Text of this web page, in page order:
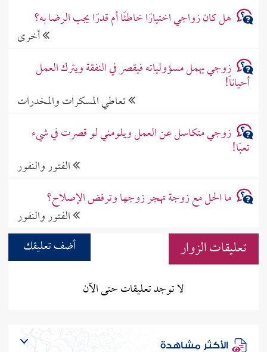
هل كان زواجي اختيارًا خاطئًا أم قدرًا يجب الرضا به؟
أخرى
زوجي يهمل مسؤولياته فيقصر في النفقة ويترك العمل
أحياناً!
تعاطي المسكرات والمخدرات
زوجي متكاسل عن العمل ويلومني لو قصرت في شيء
تعبًا!
الفتور والنفور
ما الحل مع زوجة تهجر زوجها وترفض الإصلاح؟
الفتور والنفور
تعليقات الزوار
أضف تعليقك
لا توجد تعليقات حتى الآن
الأكثر مشاهدة